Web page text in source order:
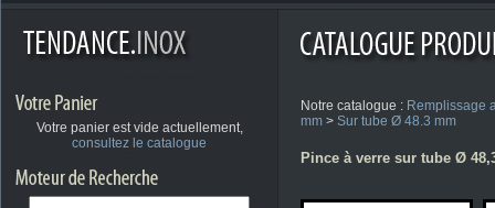
Votre panier est vide actuellement,
consultez le catalogue
Notre catalogue : Remplissage
mm > Sur tube Ø 48.3 mm
Pince à verre sur tube Ø